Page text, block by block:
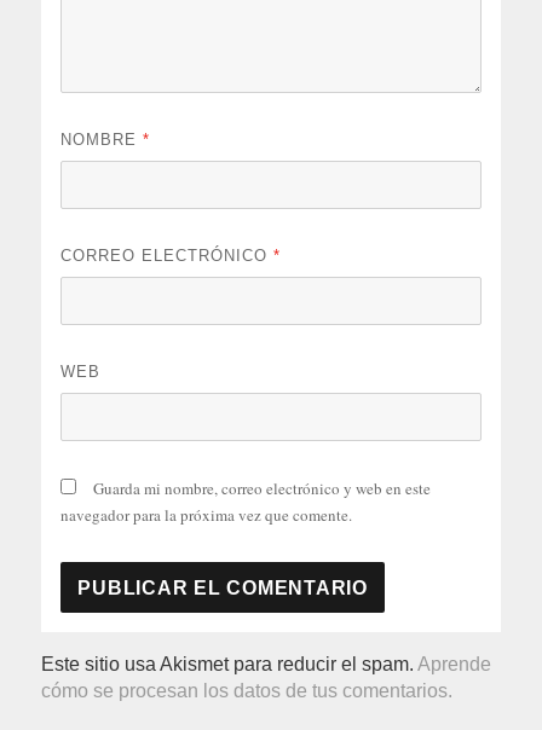
NOMBRE*
CORREO ELECTRÓNICO*
WEB
Guarda mi nombre, correo electrónico y web en este
navegador para la próxima vez que comente.
Este sitio usa Akismet para reducir el spam.Aprende
cómo se procesan los datos de tus comentarios.